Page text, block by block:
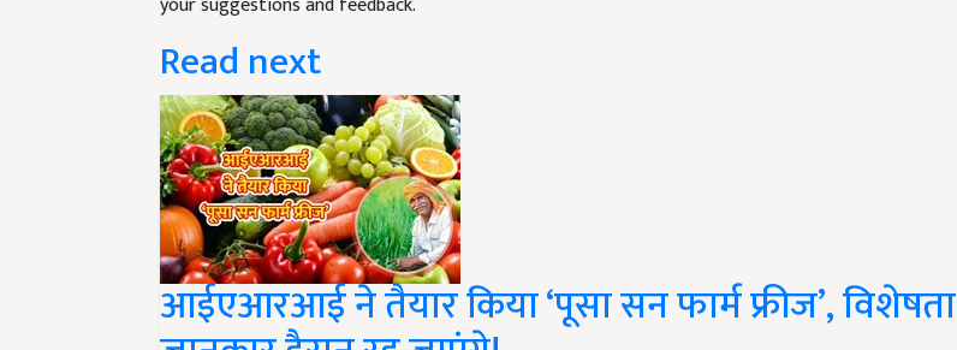
Read next
आईएआरआई ने तैयार किया ‘पूसा सन फार्म फ्रीज’, विशेषता
जानकार हैरान रह जाएंगे!